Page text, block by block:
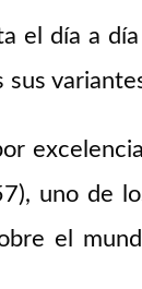
el día a
uno de
el